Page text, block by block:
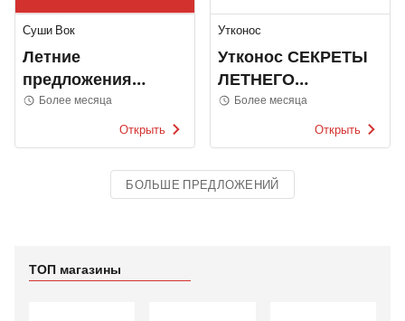
Суши Вок
Летние
предложения
Суши Вок
Более месяца
Открыть
Утконос
Утконос СЕКРЕТЫ
ЛЕТНЕГО
ПРАЗДНИКА
Более месяца
Открыть
БОЛЬШЕ ПРЕДЛОЖЕНИЙ
ТОП магазины